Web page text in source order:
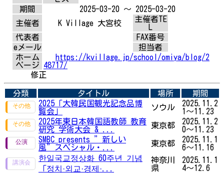
期間
2025-03-20 ～ 2025-03-20
主催者
K Village 大宮校
主催者TE
代表者
FAX番号
eメール
担当者
ホーム
ページ
https://kvillage.jp/school/omiya/blog/2
48717/
修正
分類 タイトル 場所
期間
2025「大韓民国観光記念品博
覧会」
ソウル
2025.11.2
1～11.23
2025年東日本韓国語教師 教育
研究 学術大会 & ...
東京都
2025.11.2
0～11.23
SMBC presents ”新しい
風”スペシャル・...
東京都
2025.11.1
6～11.16
한일국교정상화 60주년 기념
「︎정치·외교·경제·...
神奈川
県
2025.11.1
4～12.6